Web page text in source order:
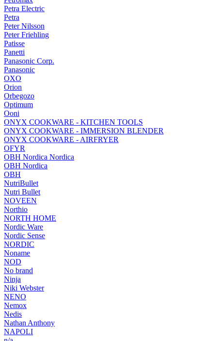
Petra Electric
Petra
Peter Nilsson
Peter Friehling
Patisse
Panetti
Panasonic Corp.
Panasonic
OXO
Orion
Orbegozo
Optimum
Ooni
ONYX COOKWARE - KITCHEN TOOLS
ONYX COOKWARE - IMMERSION BLENDER
ONYX COOKWARE - AIRFRYER
OFYR
OBH Nordica Nordica
OBH Nordica
OBH
NutriBullet
Nutri Bullet
NOVEEN
Northio
NORTH HOME
Nordic Ware
Nordic Sense
NORDIC
Noname
NOD
No brand
Ninja
Niki Webster
NENO
Nemox
Nedis
Nathan Anthony
NAPOLI